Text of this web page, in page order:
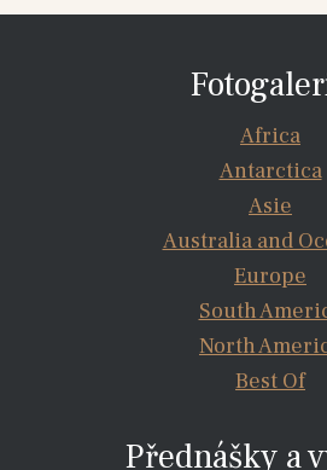
Africa
Antarctica
Asie
Australia and
Europe
South
North
Best Of
Přednášky a